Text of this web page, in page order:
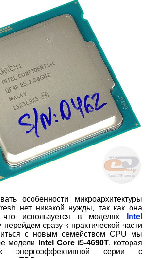
особенности микроархитектуры
нет никакой нужды, так как она
что используется в моделях
Intel
перейдем сразу к практической части
с новым семейством CPU мы
модели
Intel Core i5-4690T, которая
энергоэффективной серии с